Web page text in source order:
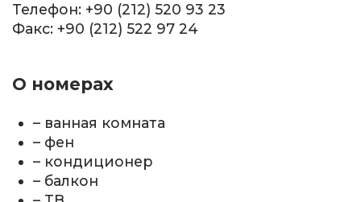
Телефон: +90 (212) 520 93 23
Факс: +90 (212) 522 97 24
О номерах
– ванная комната
– фен
– кондиционер
– балкон